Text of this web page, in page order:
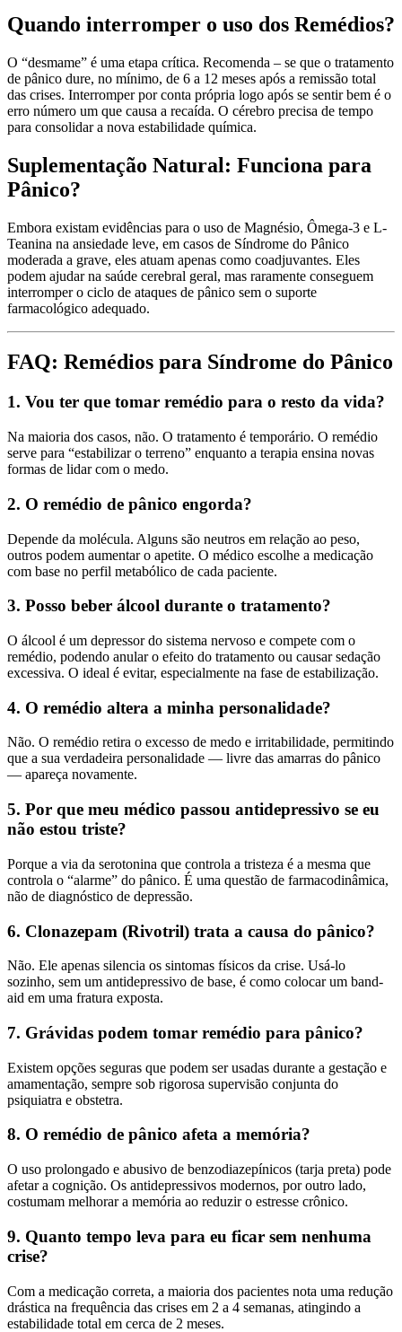
Quando interromper o uso dos Remédios?
O “desmame” é uma etapa crítica. Recomenda – se que o tratamento
de pânico dure, no mínimo, de 6 a 12 meses após a remissão total
das crises. Interromper por conta própria logo após se sentir bem é o
erro número um que causa a recaída. O cérebro precisa de tempo
para consolidar a nova estabilidade química.
Suplementação Natural: Funciona para
Pânico?
Embora existam evidências para o uso de Magnésio, Ômega-3 e L-
Teanina na ansiedade leve, em casos de Síndrome do Pânico
moderada a grave, eles atuam apenas como coadjuvantes. Eles
podem ajudar na saúde cerebral geral, mas raramente conseguem
interromper o ciclo de ataques de pânico sem o suporte
farmacológico adequado.
FAQ: Remédios para Síndrome do Pânico
1. Vou ter que tomar remédio para o resto da vida?
Na maioria dos casos, não. O tratamento é temporário. O remédio
serve para “estabilizar o terreno” enquanto a terapia ensina novas
formas de lidar com o medo.
2. O remédio de pânico engorda?
Depende da molécula. Alguns são neutros em relação ao peso,
outros podem aumentar o apetite. O médico escolhe a medicação
com base no perfil metabólico de cada paciente.
3. Posso beber álcool durante o tratamento?
O álcool é um depressor do sistema nervoso e compete com o
remédio, podendo anular o efeito do tratamento ou causar sedação
excessiva. O ideal é evitar, especialmente na fase de estabilização.
4. O remédio altera a minha personalidade?
Não. O remédio retira o excesso de medo e irritabilidade, permitindo
que a sua verdadeira personalidade — livre das amarras do pânico
— apareça novamente.
5. Por que meu médico passou antidepressivo se eu
não estou triste?
Porque a via da serotonina que controla a tristeza é a mesma que
controla o “alarme” do pânico. É uma questão de farmacodinâmica,
não de diagnóstico de depressão.
6. Clonazepam (Rivotril) trata a causa do pânico?
Não. Ele apenas silencia os sintomas físicos da crise. Usá-lo
sozinho, sem um antidepressivo de base, é como colocar um band-
aid em uma fratura exposta.
7. Grávidas podem tomar remédio para pânico?
Existem opções seguras que podem ser usadas durante a gestação e
amamentação, sempre sob rigorosa supervisão conjunta do
psiquiatra e obstetra.
8. O remédio de pânico afeta a memória?
O uso prolongado e abusivo de benzodiazepínicos (tarja preta) pode
afetar a cognição. Os antidepressivos modernos, por outro lado,
costumam melhorar a memória ao reduzir o estresse crônico.
9. Quanto tempo leva para eu ficar sem nenhuma
crise?
Com a medicação correta, a maioria dos pacientes nota uma redução
drástica na frequência das crises em 2 a 4 semanas, atingindo a
estabilidade total em cerca de 2 meses.